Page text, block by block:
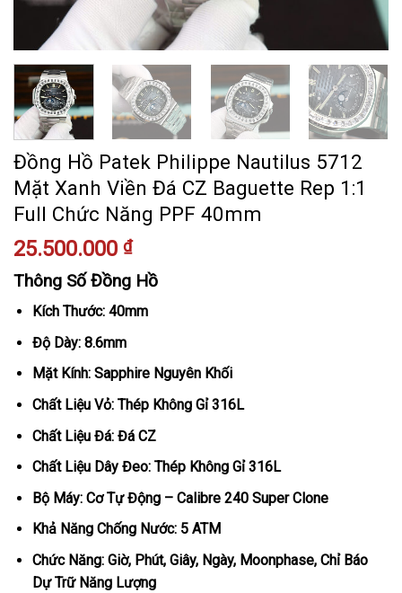
Đồng Hồ Patek Philippe Nautilus 5712
Mặt Xanh Viền Đá CZ Baguette Rep 1:1
Full Chức Năng PPF 40mm
25.500.000 ₫
Thông Số Đồng Hồ
Kích Thước: 40mm
Độ Dày: 8.6mm
Mặt Kính: Sapphire Nguyên Khối
Chất Liệu Vỏ: Thép Không Gỉ 316L
Chất Liệu Đá: Đá CZ
Chất Liệu Dây Đeo: Thép Không Gỉ 316L
Bộ Máy: Cơ Tự Động – Calibre 240 Super Clone
Khả Năng Chống Nước: 5 ATM
Chức Năng: Giờ, Phút, Giây, Ngày, Moonphase, Chỉ Báo
Dự Trữ Năng Lượng